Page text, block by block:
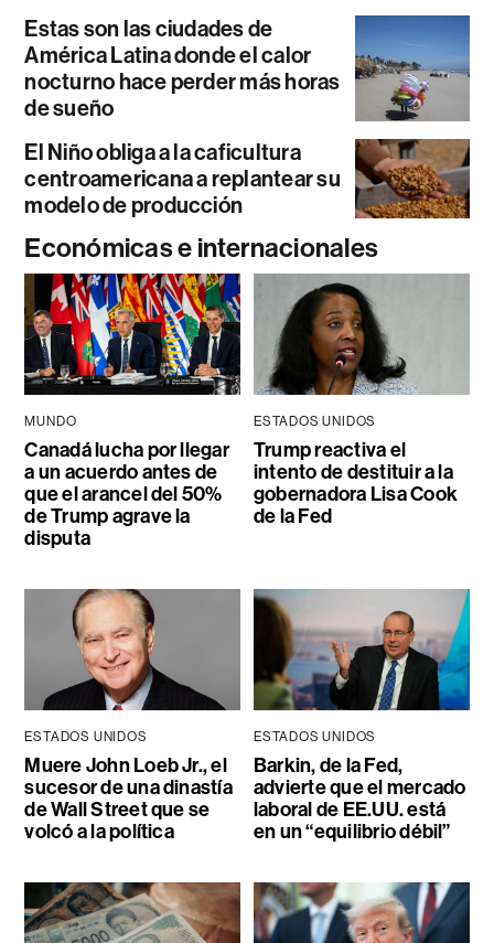
Estas son las ciudades de
América Latina donde el calor
nocturno hace perder más horas
de sueño
El Niño obliga a la caficultura
centroamericana a replantear su
modelo de producción
Económicas e internacionales
MUNDO
Canadá lucha por llegar
a un acuerdo antes de
que el arancel del 50%
de Trump agrave la
disputa
ESTADOS UNIDOS
Trump reactiva el
intento de destituir a la
gobernadora Lisa Cook
de la Fed
ESTADOS UNIDOS
Muere John Loeb Jr., el
sucesor de una dinastía
de Wall Street que se
volcó a la política
ESTADOS UNIDOS
Barkin, de la Fed,
advierte que el mercado
laboral de EE.UU. está
en un “equilibrio débil”